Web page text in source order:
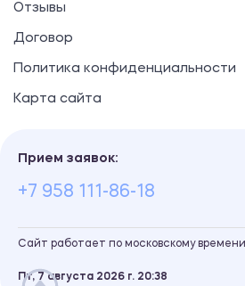
Отзывы
Договор
Политика конфиденциальности
Карта сайта
Прием заявок:
+7 958 111-86-18
Сайт работает по московскому времени
Пт, 7 августа 2026 г. 20:38